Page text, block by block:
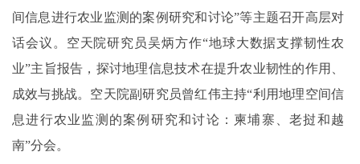
间信息进行农业监测的案例研究和讨论”等主题召开高层对
话会议。空天院研究员吴炳方作“地球大数据支撑韧性农
业”主旨报告，探讨地理信息技术在提升农业韧性的作用、
成效与挑战。空天院副研究员曾红伟主持“利用地理空间信
息进行农业监测的案例研究和讨论：柬埔寨、老挝和越
南”分会。